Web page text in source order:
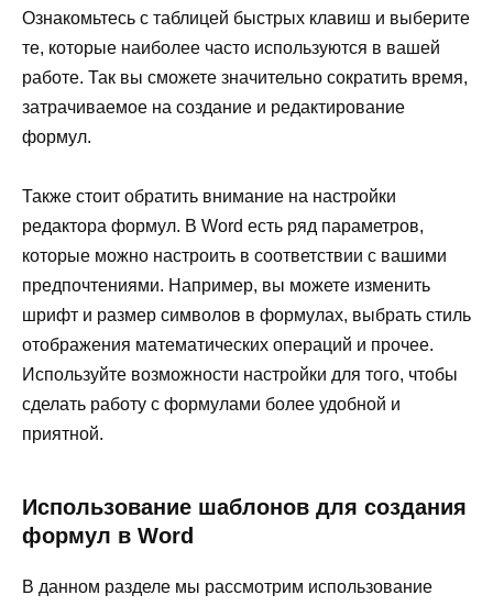
Ознакомьтесь с таблицей быстрых клавиш и выберите
те, которые наиболее часто используются в вашей
работе. Так вы сможете значительно сократить время,
затрачиваемое на создание и редактирование
формул.
Также стоит обратить внимание на настройки
редактора формул. В Word есть ряд параметров,
которые можно настроить в соответствии с вашими
предпочтениями. Например, вы можете изменить
шрифт и размер символов в формулах, выбрать стиль
отображения математических операций и прочее.
Используйте возможности настройки для того, чтобы
сделать работу с формулами более удобной и
приятной.
Использование шаблонов для создания
формул в Word
В данном разделе мы рассмотрим использование